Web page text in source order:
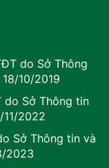
do Sở Thông
10/2019
do Sở Thông tin
2022
Sở Thông tin và
2023